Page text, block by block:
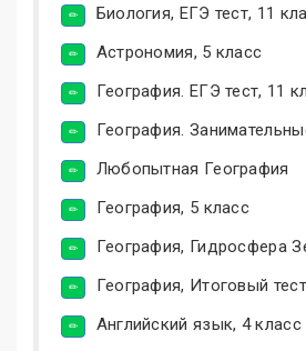
Биология, ЕГЭ тест, 11
Астрономия, 5 класс
География. ЕГЭ тест, 11
География.
Любопытная География
География, 5 класс
География, Гидросфера
География, Итоговый
Английский язык, 4 класс